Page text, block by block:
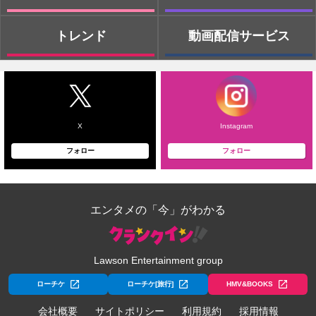
トレンド 動画配信サービス
X
フォロー
Instagram
フォロー
エンタメの「今」がわかる
Lawson Entertainment group
ローチケ ローチケ[旅行] HMV&BOOKS
会社概要 サイトポリシー 利用規約 採用情報